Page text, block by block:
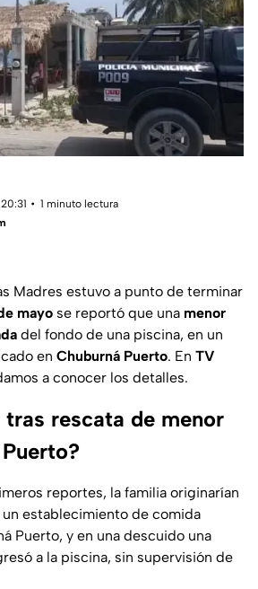
1 minuto lectura
Madres estuvo a punto de terminar
mayo se reportó que una menor
del fondo de una piscina, en un
en Chuburná Puerto. En TV
a conocer los detalles.
rescata de menor
reportes, la familia originarían
establecimiento de comida
Puerto, y en una descuido una
a la piscina, sin supervisión de